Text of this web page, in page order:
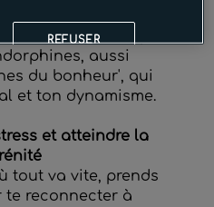
batteries. Ton corps
aussi
du bonheur', qui
et ton dynamisme.
et atteindre la
tout va vite, prends
te reconnecter à
REFUSER